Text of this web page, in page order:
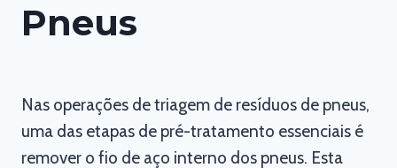
Pneus
Nas operações de triagem de resíduos de pneus,
uma das etapas de pré-tratamento essenciais é
remover o fio de aço interno dos pneus. Esta